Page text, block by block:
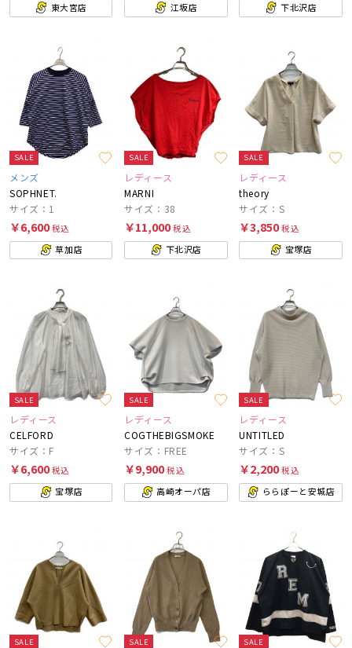
東大宮店
江坂店
下北沢店
SALE
メンズ
SOPHNET.
サイズ：1
￥6,600税込
草加店
SALE
レディース
MARNI
サイズ：38
￥11,000税込
下北沢店
SALE
レディース
theory
サイズ：S
￥3,850税込
宝塚店
SALE
レディース
CELFORD
サイズ：F
￥6,600税込
宝塚店
SALE
レディース
COGTHEBIGSMOKE
サイズ：FREE
￥9,900税込
高崎オーパ店
SALE
レディース
UNTITLED
サイズ：S
￥2,200税込
ららぽーと安城店
SALE SALE SALE